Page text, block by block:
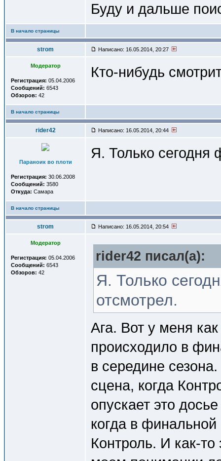
Буду и дальше
В начало страницы
strom Написано: 16.05.2014, 20:27
Модератор
Регистрация: 05.04.2006
Сообщений: 6543
Обзоров: 42
Кто-нибудь
В начало страницы
rider42 Написано: 16.05.2014, 20:44
Параноик во плоти
Регистрация: 30.06.2008
Сообщений: 3580
Откуда: Самара
Я. Только сегодня
В начало страницы
strom Написано: 16.05.2014, 20:54
Модератор
Регистрация: 05.04.2006
Сообщений: 6543
Обзоров: 42
rider42 писал(a):
Я. Только
отсмотрел.
Ага. Вот у меня
происходило в
в середине
сцена, когда
опускает это
когда в
Контроль. И как-